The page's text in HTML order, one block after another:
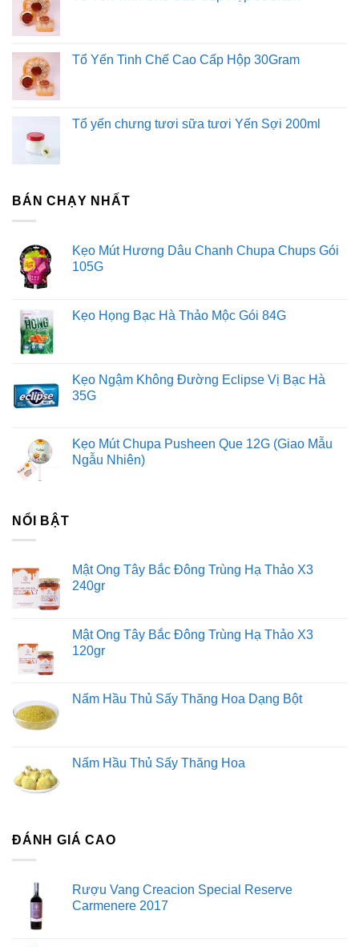
Tổ Yến Tinh Chế Cao Cấp Hộp 30Gram
Tổ yến chưng tươi sữa tươi Yến Sợi 200ml
BÁN CHẠY NHẤT
Kẹo Mút Hương Dâu Chanh Chupa Chups Gói
105G
Kẹo Họng Bạc Hà Thảo Mộc Gói 84G
Kẹo Ngậm Không Đường Eclipse Vị Bạc Hà
35G
Kẹo Mút Chupa Pusheen Que 12G (Giao Mẫu
Ngẫu Nhiên)
NỔI BẬT
Mật Ong Tây Bắc Đông Trùng Hạ Thảo X3
240gr
Mật Ong Tây Bắc Đông Trùng Hạ Thảo X3
120gr
Nấm Hầu Thủ Sấy Thăng Hoa Dạng Bột
Nấm Hầu Thủ Sấy Thăng Hoa
ĐÁNH GIÁ CAO
Rượu Vang Creacion Special Reserve
Carmenere 2017